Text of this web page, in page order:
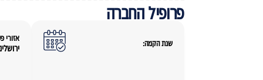
פרופיל החברה
שנת הקמה:
אזורי